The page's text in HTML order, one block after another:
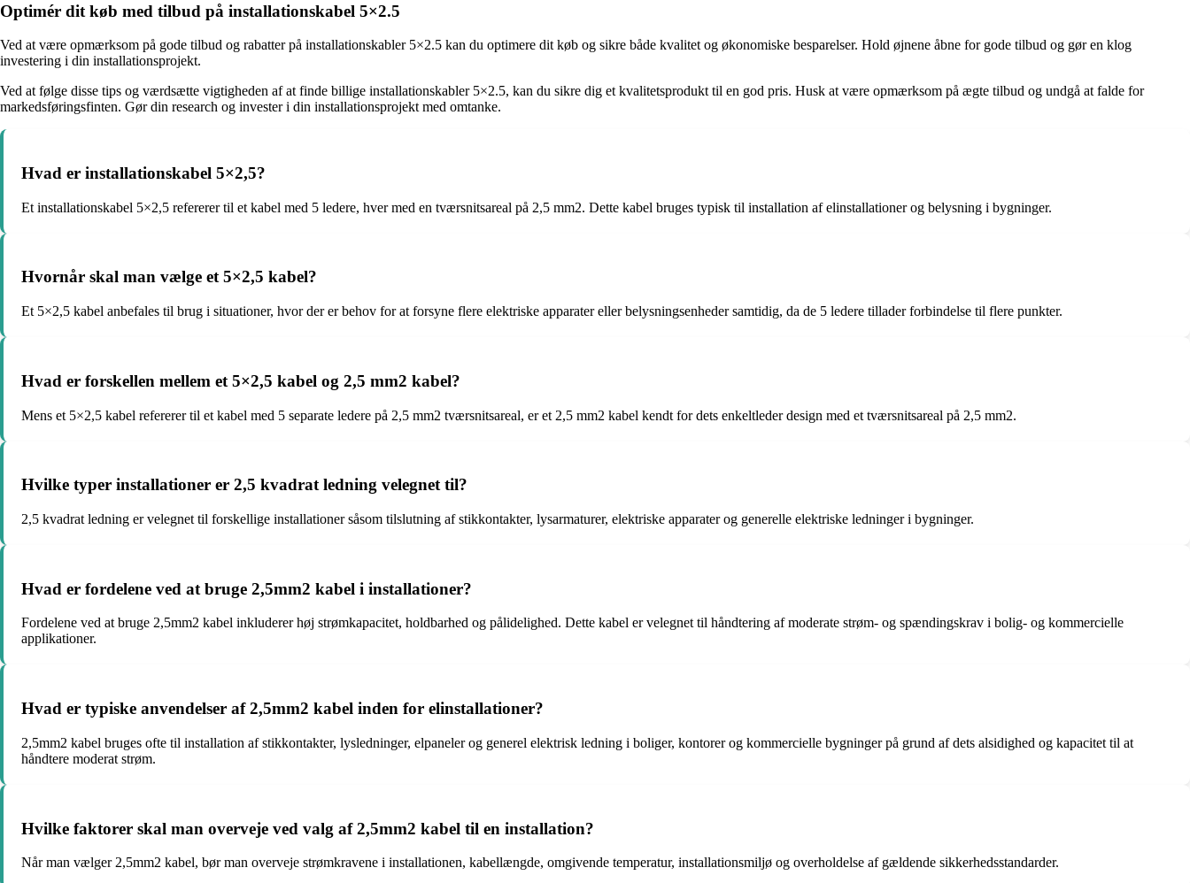
Optimér dit køb med tilbud på installationskabel 5×2.5
Ved at være opmærksom på gode tilbud og rabatter på installationskabler 5×2.5 kan du optimere dit køb og sikre både kvalitet og økonomiske besparelser. Hold øjnene åbne for gode tilbud og gør en klog
investering i din installationsprojekt.
Ved at følge disse tips og værdsætte vigtigheden af at finde billige installationskabler 5×2.5, kan du sikre dig et kvalitetsprodukt til en god pris. Husk at være opmærksom på ægte tilbud og undgå at falde for
markedsføringsfinten. Gør din research og invester i din installationsprojekt med omtanke.
Hvad er installationskabel 5×2,5?
Et installationskabel 5×2,5 refererer til et kabel med 5 ledere, hver med en tværsnitsareal på 2,5 mm2. Dette kabel bruges typisk til installation af elinstallationer og belysning i bygninger.
Hvornår skal man vælge et 5×2,5 kabel?
Et 5×2,5 kabel anbefales til brug i situationer, hvor der er behov for at forsyne flere elektriske apparater eller belysningsenheder samtidig, da de 5 ledere tillader forbindelse til flere punkter.
Hvad er forskellen mellem et 5×2,5 kabel og 2,5 mm2 kabel?
Mens et 5×2,5 kabel refererer til et kabel med 5 separate ledere på 2,5 mm2 tværsnitsareal, er et 2,5 mm2 kabel kendt for dets enkeltleder design med et tværsnitsareal på 2,5 mm2.
Hvilke typer installationer er 2,5 kvadrat ledning velegnet til?
2,5 kvadrat ledning er velegnet til forskellige installationer såsom tilslutning af stikkontakter, lysarmaturer, elektriske apparater og generelle elektriske ledninger i bygninger.
Hvad er fordelene ved at bruge 2,5mm2 kabel i installationer?
Fordelene ved at bruge 2,5mm2 kabel inkluderer høj strømkapacitet, holdbarhed og pålidelighed. Dette kabel er velegnet til håndtering af moderate strøm- og spændingskrav i bolig- og kommercielle
applikationer.
Hvad er typiske anvendelser af 2,5mm2 kabel inden for elinstallationer?
2,5mm2 kabel bruges ofte til installation af stikkontakter, lysledninger, elpaneler og generel elektrisk ledning i boliger, kontorer og kommercielle bygninger på grund af dets alsidighed og kapacitet til at
håndtere moderat strøm.
Hvilke faktorer skal man overveje ved valg af 2,5mm2 kabel til en installation?
Når man vælger 2,5mm2 kabel, bør man overveje strømkravene i installationen, kabellængde, omgivende temperatur, installationsmiljø og overholdelse af gældende sikkerhedsstandarder.